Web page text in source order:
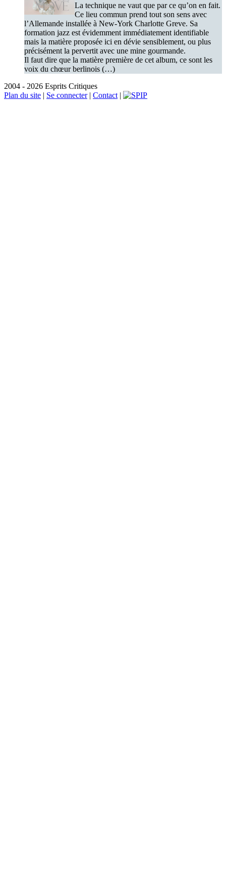
La technique ne vaut que par ce qu’on en fait.
Ce lieu commun prend tout son sens avec
l’Allemande installée à New-York Charlotte Greve. Sa
formation jazz est évidemment immédiatement identifiable
mais la matière proposée ici en dévie sensiblement, ou plus
précisément la pervertit avec une mine gourmande.
Il faut dire que la matière première de cet album, ce sont les
voix du chœur berlinois (…)
2004 - 2026 Esprits Critiques
Plan du site | Se connecter| Contact |